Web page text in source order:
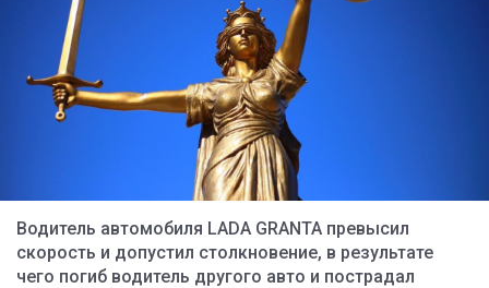
Водитель автомобиля LADA GRANTA превысил
скорость и допустил столкновение, в результате
чего погиб водитель другого авто и пострадал